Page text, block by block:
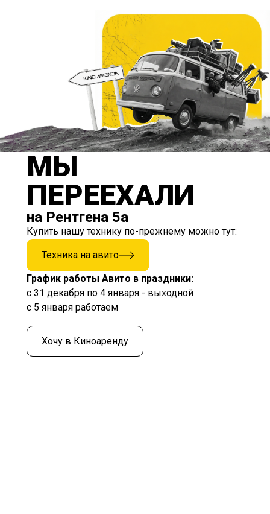
МЫ
ПЕРЕЕХАЛИ
на Рентгена 5а
Купить нашу технику по-прежнему можно тут:
Техника на авито
График работы Авито в праздники:
с 31 декабря по 4 января - выходной
с 5 января работаем
Хочу в Киноаренду